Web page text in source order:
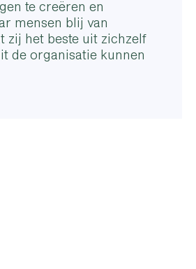
te creëren en
mensen blij van
zij het beste uit zichzelf
de organisatie kunnen